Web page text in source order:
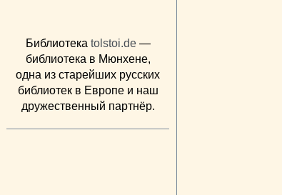
Библиотека tolstoi.de—
библиотека в Мюнхене,
одна из старейших русских
библиотек в Европе и наш
дружественный партнёр.